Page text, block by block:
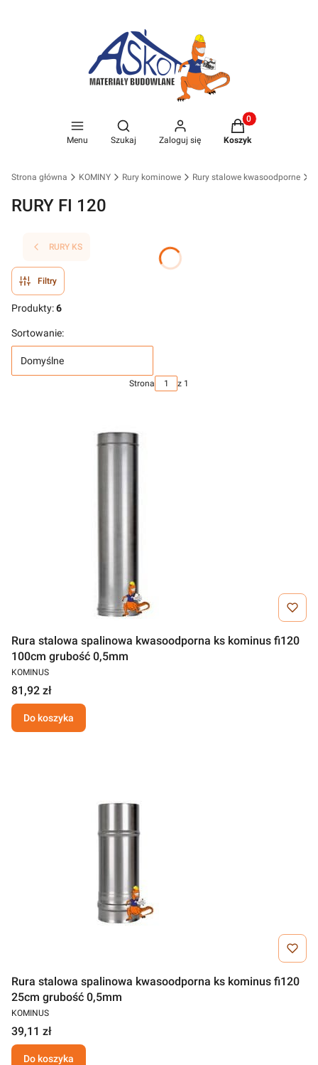
Menu
Otwórz wyszukiwarkę
Szukaj Zaloguj się
Produkty w
Koszyk
Strona główna KOMINY Rury kominowe Rury stalowe kwasoodporne
RURY FI 120
RURY KS
Filtry
Produkty:6
Sortowanie:
Domyślne
Strona z 1
Rura stalowa spalinowa kwasoodporna ks kominus fi120
100cm grubość 0,5mm
KOMINUS
81,92 zł
Do koszyka
Rura stalowa spalinowa kwasoodporna ks kominus fi120
25cm grubość 0,5mm
KOMINUS
39,11 zł
Do koszyka